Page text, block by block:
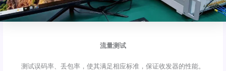
流量测试
测试误码率、丢包率，使其满足相应标准，保证收发器的性能。